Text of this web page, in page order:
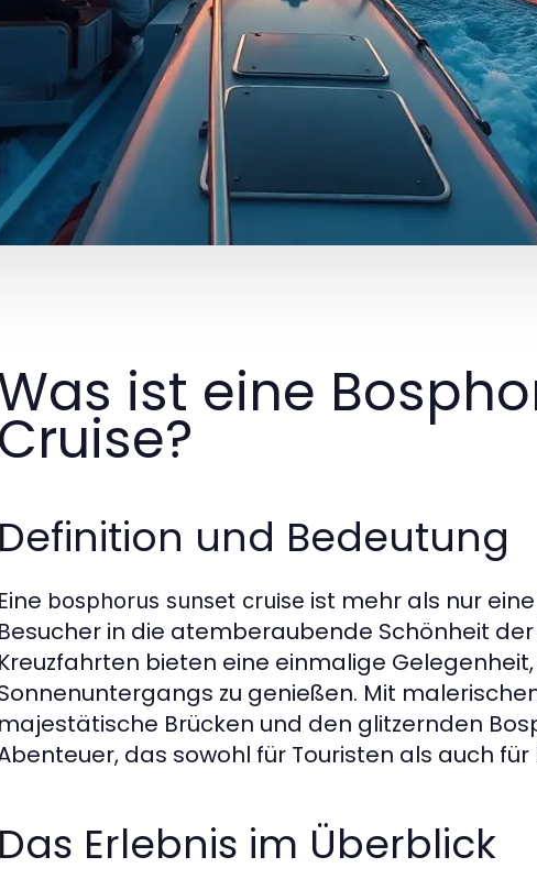
ist eine
Cruise?
Definition und Bedeutung
Eine bosphorus sunset cruise ist mehr als nur
Besucher in die atemberaubende Schönheit
Kreuzfahrten bieten eine einmalige
zu genießen. Mit
majestätische Brücken und den glitzernden
das sowohl für Touristen als auch
Das Erlebnis im Überblick